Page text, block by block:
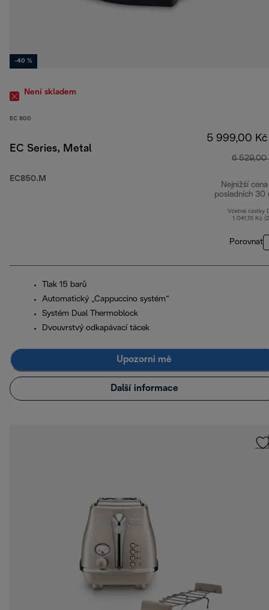
-40 %
Není skladem
EC 800
EC Series, Metal
EC850.M
5 999,00 Kč
6 529,00
Nejnižší
posledních 30
Včetně částky
1 041,15 Kč
Porovnat
Tlak 15 barů
Automatický „Cappuccino systém“
Systém Dual Thermoblock
Dvouvrstvý odkapávací tácek
Upozorni mě
Další informace